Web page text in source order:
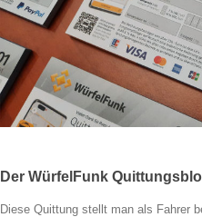
Der WürfelFunk
Diese Quittung stellt man als Fahrer